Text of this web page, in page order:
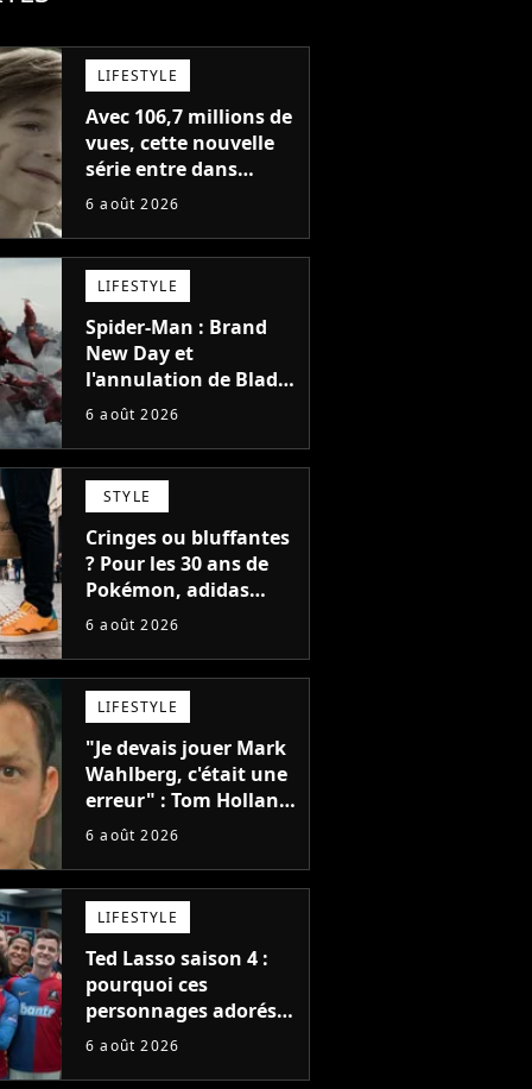
LIFESTYLE
Avec 106,7 millions de
vues, cette nouvelle
série entre dans
l'histoire de Netflix en
6 août 2026
LIFESTYLE
Spider-Man : Brand
New Day et
l'annulation de Blade
montrent que Marvel
faire quoi que ce soit
de simple
6 août 2026
STYLE
Cringes ou bluffantes
? Pour les 30 ans de
Pokémon, adidas
dévoile une énorme
et je ne sais pas quoi
en penser
6 août 2026
LIFESTYLE
"Je devais jouer Mark
Wahlberg, c'était une
erreur" : Tom Holland,
la star de Spider-Man,
blockbuster
6 août 2026
LIFESTYLE
Ted Lasso saison 4 :
pourquoi ces
personnages adorés
des fans ne sont pas
6 août 2026